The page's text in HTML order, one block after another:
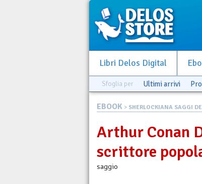
Libri Delos Digital
Sfoglia per Ultimi arrivi
EBOOK > SHERLOCKIANA SAGGI
Arthur Conan
scrittore
saggio